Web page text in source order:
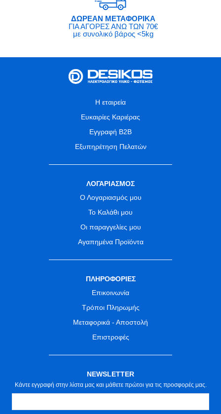
ΔΩΡΕΑΝ ΜΕΤΑΦΟΡΙΚΑ
ΓΙΑ ΑΓΟΡΕΣ ΑΝΩ ΤΩΝ 70€
με συνολικό βάρος <5kg
Η εταιρεία
Ευκαιρίες Καριέρας
Εγγραφή B2B
Εξυπηρέτηση Πελατών
ΛΟΓΑΡΙΑΣΜΟΣ
Ο Λογαριασμός μου
Το Καλάθι μου
Οι παραγγελίες μου
Αγαπημένα Προϊόντα
ΠΛΗΡΟΦΟΡΙΕΣ
Επικοινωνία
Τρόποι Πληρωμής
Μεταφορικά - Αποστολή
Επιστροφές
NEWSLETTER
Κάντε εγγραφή στην λίστα μας και μάθετε πρώτοι για τις προσφορές μας.